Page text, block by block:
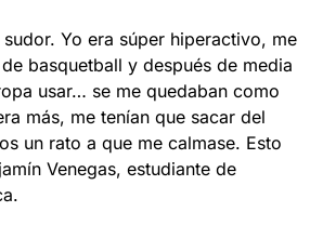
Yo era súper hiperactivo, me
basquetball y después de media
usar… se me quedaban como
más, me tenían que sacar del
un rato a que me calmase. Esto
Venegas, estudiante de